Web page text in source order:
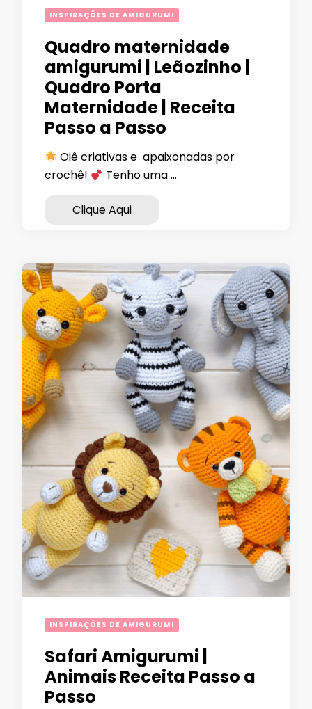
INSPIRAÇÕES DE AMIGURUMI
Quadro maternidade
amigurumi | Leãozinho |
Quadro Porta
Maternidade | Receita
Passo a Passo
Oiê criativas e apaixonadas por
crochê!
Tenho uma …
Clique Aqui
INSPIRAÇÕES DE AMIGURUMI
Safari Amigurumi |
Animais Receita Passo a
Passo